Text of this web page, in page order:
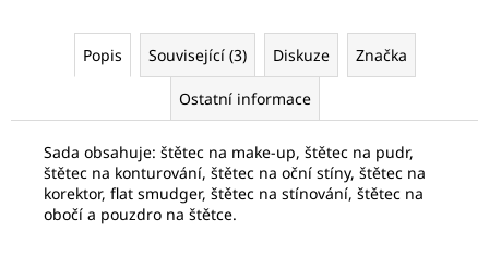
Popis Související (3) Diskuze Značka
Ostatní informace
Sada obsahuje: štětec na make-up, štětec na pudr,
štětec na konturování, štětec na oční stíny, štětec na
korektor, flat smudger, štětec na stínování, štětec na
obočí a pouzdro na štětce.
PALSAR7
FACE-
ROLLER
MASÁŽNÍ